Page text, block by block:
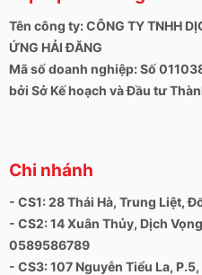
+ Website: https://
+ Fanpage:
https://
Tên công ty: CÔNG TY TNHH
ỨNG HẢI ĐĂNG
Mã số doanh nghiệp: Số
bởi Sở Kế hoạch và Đầu tư
Chi nhánh
- CS1: 28 Thái Hà, Trung Liệt,
- CS2: 14 Xuân Thủy, Dịch
0589586789
- CS3: 107 Nguyễn Tiểu La,